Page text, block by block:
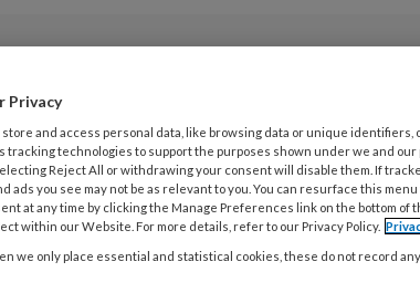
Opslaan Reacties 0 Delen
| De kunst
5
Privacy
and access personal data, like browsing data or unique identifiers,
tracking technologies to support the purposes shown under we and
Reject All or withdrawing your consent will disable them. If
ads you see may not be as relevant to you. You can resurface this
at any time by clicking the Manage Preferences link on the bottom of
within our Website. For more details, refer to our Privacy Policy.
we only place essential and statistical cookies, these do not record